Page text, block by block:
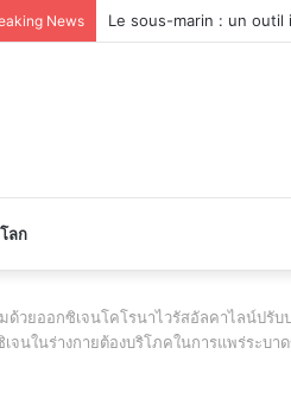
News Le marché du véhicule
โลก
ด้วยออกซิเจนโคโรนาไวรัสอัลคาไลน์ปรั
จนในร่างกายต้องบริโภคในการแพร่ระบา